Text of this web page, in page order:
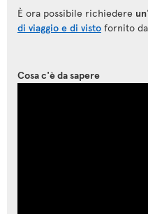
È ora possibile richiedere
di viaggio e di visto fornito
Cosa c'è da sapere